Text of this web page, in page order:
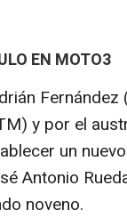
EN MOTO3
y por el
un
Antonio
noveno.